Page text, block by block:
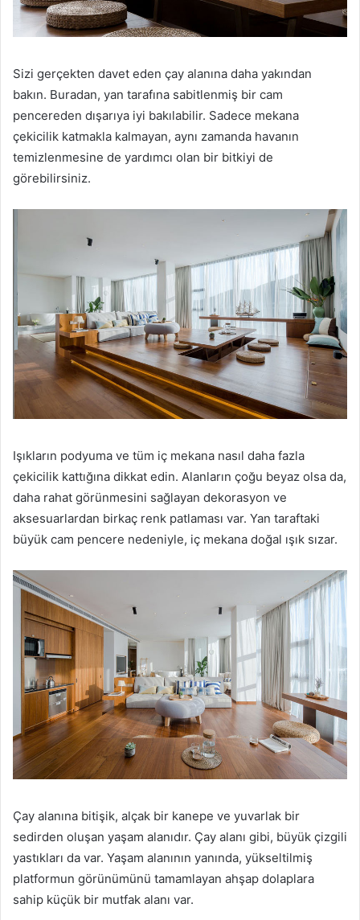
Sizi gerçekten davet eden çay alanına daha yakından
bakın. Buradan, yan tarafına sabitlenmiş bir cam
pencereden dışarıya iyi bakılabilir. Sadece mekana
çekicilik katmakla kalmayan, aynı zamanda havanın
temizlenmesine de yardımcı olan bir bitkiyi de
görebilirsiniz.
Işıkların podyuma ve tüm iç mekana nasıl daha fazla
çekicilik kattığına dikkat edin. Alanların çoğu beyaz olsa da,
daha rahat görünmesini sağlayan dekorasyon ve
aksesuarlardan birkaç renk patlaması var. Yan taraftaki
büyük cam pencere nedeniyle, iç mekana doğal ışık sızar.
Çay alanına bitişik, alçak bir kanepe ve yuvarlak bir
sedirden oluşan yaşam alanıdır. Çay alanı gibi, büyük çizgili
yastıkları da var. Yaşam alanının yanında, yükseltilmiş
platformun görünümünü tamamlayan ahşap dolaplara
sahip küçük bir mutfak alanı var.